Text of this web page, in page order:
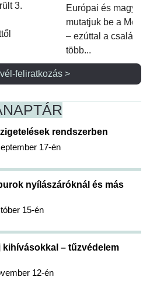
3.
Európai és magyar
mutatjuk be a
– ezúttal a családi
több...
feliratkozás >
NAPTÁR
rendszerben
17-én
nyílászáróknál és más
15-én
kihívásokkal – tűzvédelem
12-én